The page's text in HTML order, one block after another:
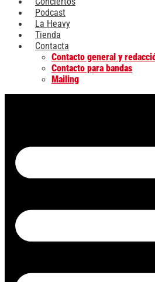
Podcast
La Heavy
Tienda
Contacta
Contacto general y
Contacto para bandas
Mailing